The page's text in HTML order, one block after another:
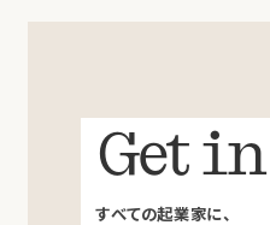
Get
すべての起業家に、